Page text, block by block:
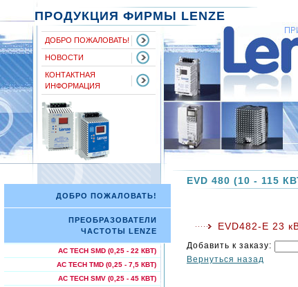
ПРОДУКЦИЯ ФИРМЫ LENZE
ДОБРО ПОЖАЛОВАТЬ!
НОВОСТИ
КОНТАКТНАЯ
ИНФОРМАЦИЯ
ДОБРО ПОЖАЛОВАТЬ!
ПРЕОБРАЗОВАТЕЛИ
ЧАСТОТЫ LENZE
AC TECH SMD (0,25 - 22 КВТ)
AC TECH TMD (0,25 - 7,5 КВТ)
AC TECH SMV (0,25 - 45 КВТ)
EVD 480 (10 - 115
EVD482-E 23
Добавить к заказу:
Вернуться назад